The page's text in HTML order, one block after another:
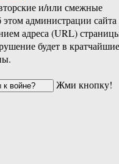
и/или смежные
администрации сайта
адреса (URL)
будет в кратчайшие
Жми кнопку!